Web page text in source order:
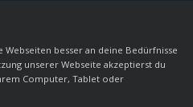
besser an deine Bedürfnisse
unserer Webseite akzeptierst du
Computer, Tablet oder